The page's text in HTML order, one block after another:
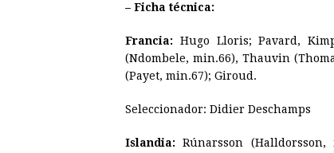
– Ficha técnica:
Francia: Hugo Lloris; Pavard,
(Ndombele, min.66), Thauvin
(Payet, min.67); Giroud.
Seleccionador: Didier Deschamps
Islandia: Rúnarsson (Halldorsson,